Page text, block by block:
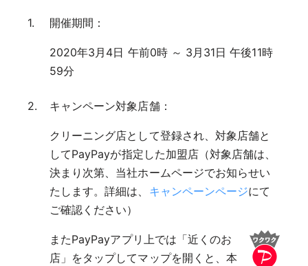
開催期間：
2020年3月4日 午前0時 ～ 3月31日 午後11時
59分
キャンペーン対象店舗：
クリーニング店として登録され、対象店舗と
してPayPayが指定した加盟店（対象店舗は、
決まり次第、当社ホームページでお知らせい
たします。詳細は、 キャンペーンページにて
ご確認ください）
またPayPayアプリ上では「近くのお
店」をタップしてマップを開くと、本